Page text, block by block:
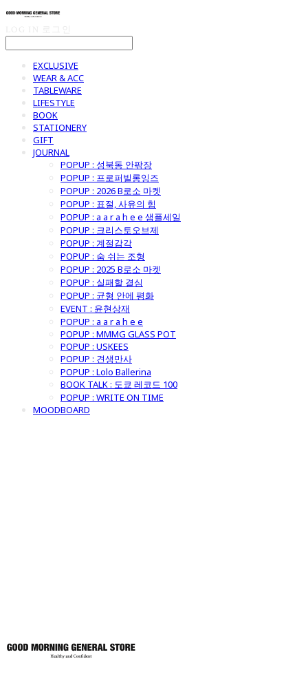
EXCLUSIVE
WEAR & ACC
TABLEWARE
LIFESTYLE
BOOK
STATIONERY
GIFT
JOURNAL
POPUP : 성북동 안팎장
POPUP : 프로퍼빌롱잉즈
POPUP : 2026 B로소 마켓
POPUP : 표절, 사유의 힘
POPUP : a a r a h e e 샘플세일
POPUP : 크리스토오브제
POPUP : 계절감각
POPUP : 숨 쉬는 조형
POPUP : 2025 B로소 마켓
POPUP : 실패할 결심
POPUP : 균형 안에 평화
EVENT : 윤현상재
POPUP : a a r a h e e
POPUP : MMMG GLASS POT
POPUP : USKEES
POPUP : 견생만사
POPUP : Lolo Ballerina
BOOK TALK : 도쿄 레코드 100
POPUP : WRITE ON TIME
MOODBOARD